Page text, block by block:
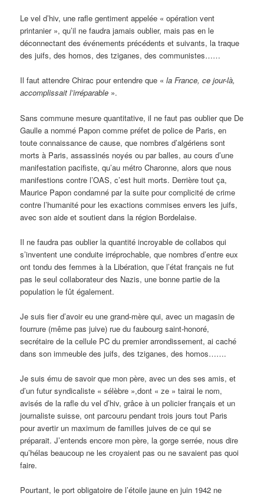
Le vel d’hiv, une rafle gentiment appelée « opération vent
printanier », qu’il ne faudra jamais oublier, mais pas en le
déconnectant des événements précédents et suivants, la traque
des juifs, des homos, des tziganes, des communistes……
Il faut attendre Chirac pour entendre que «la France, ce jour-là,
accomplissait l’irréparable ».
Sans commune mesure quantitative, il ne faut pas oublier que De
Gaulle a nommé Papon comme préfet de police de Paris, en
toute connaissance de cause, que nombres d’algériens sont
morts à Paris, assassinés noyés ou par balles, au cours d’une
manifestation pacifiste, qu’au métro Charonne, alors que nous
manifestions contre l’OAS, c’est huit morts. Derrière tout ça,
Maurice Papon condamné par la suite pour complicité de crime
contre l’humanité pour les exactions commises envers les juifs,
avec son aide et soutient dans la région Bordelaise.
Il ne faudra pas oublier la quantité incroyable de collabos qui
s’inventent une conduite irréprochable, que nombres d’entre eux
ont tondu des femmes à la Libération, que l’état français ne fut
pas le seul collaborateur des Nazis, une bonne partie de la
population le fût également.
Je suis fier d’avoir eu une grand-mère qui, avec un magasin de
fourrure (même pas juive) rue du faubourg saint-honoré,
secrétaire de la cellule PC du premier arrondissement, ai caché
dans son immeuble des juifs, des tziganes, des homos…….
Je suis ému de savoir que mon père, avec un des ses amis, et
d’un futur syndicaliste « sélèbre »,dont « ze » tairai le nom,
avisés de la rafle du vel d’hiv, grâce à un policier français et un
journaliste suisse, ont parcouru pendant trois jours tout Paris
pour avertir un maximum de familles juives de ce qui se
préparait. J’entends encore mon père, la gorge serrée, nous dire
qu’hélas beaucoup ne les croyaient pas ou ne savaient pas quoi
faire.
Pourtant, le port obligatoire de l’étoile jaune en juin 1942 ne